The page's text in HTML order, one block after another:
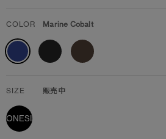
COLOR Marine Cobalt
SIZE 販売中
ONESIZE